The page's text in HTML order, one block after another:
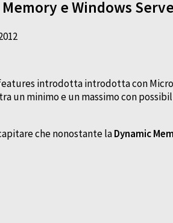
e Windows
introdotta introdotta con
un minimo e un massimo con
che nonostante laDynamic